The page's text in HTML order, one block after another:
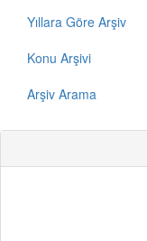
Yıllara Göre Arşiv
Konu Arşivi
Arşiv Arama